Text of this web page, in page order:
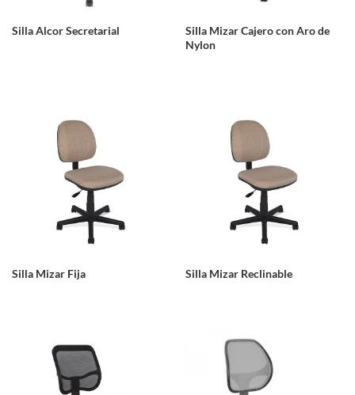
Silla Alcor Secretarial
Silla Mizar Cajero con Aro de
Nylon
Silla Mizar Fija Silla Mizar Reclinable